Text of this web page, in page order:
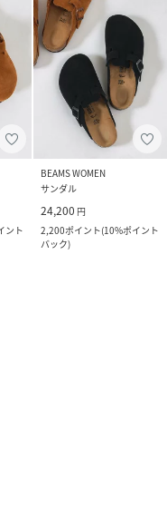
ント
BEAMS WOMEN
サンダル
24,200 円
2,200ポイント(10%ポイント
バック)